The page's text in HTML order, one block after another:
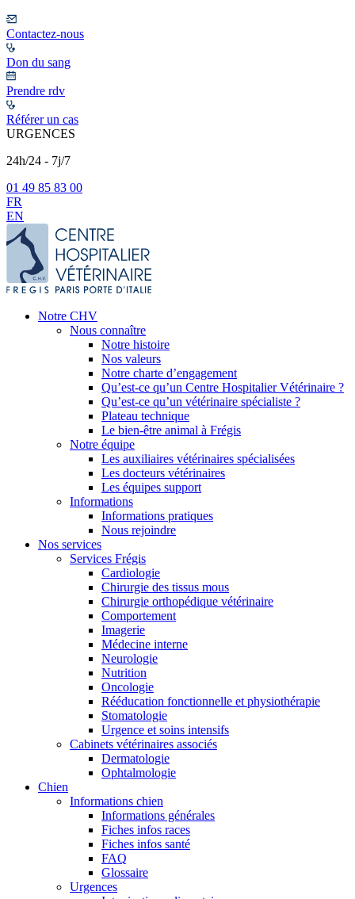
Contactez-nous
Don du sang
Prendre rdv
Référer un cas
URGENCES
24h/24 - 7j/7
01 49 85 83 00
FR
EN
Notre CHV
Nous connaître
Notre histoire
Nos valeurs
Notre charte d’engagement
Qu’est-ce qu’un Centre Hospitalier Vétérinaire ?
Qu’est-ce qu’un vétérinaire spécialiste ?
Plateau technique
Le bien-être animal à Frégis
Notre équipe
Les auxiliaires vétérinaires spécialisées
Les docteurs vétérinaires
Les équipes support
Informations
Informations pratiques
Nous rejoindre
Nos services
Services Frégis
Cardiologie
Chirurgie des tissus mous
Chirurgie orthopédique vétérinaire
Comportement
Imagerie
Médecine interne
Neurologie
Nutrition
Oncologie
Rééducation fonctionnelle et physiothérapie
Stomatologie
Urgence et soins intensifs
Cabinets vétérinaires associés
Dermatologie
Ophtalmologie
Chien
Informations chien
Informations générales
Fiches infos races
Fiches infos santé
FAQ
Glossaire
Urgences